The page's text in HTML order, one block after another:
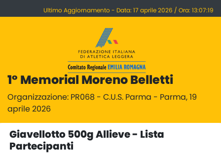
Ultimo Aggiornamento - Data: 17 aprile 2026 / Ora: 13:07:19
1° Memorial Moreno Belletti
Organizzazione: PR068 - C.U.S. Parma - Parma, 19
aprile 2026
Giavellotto 500g Allieve - Lista
Partecipanti